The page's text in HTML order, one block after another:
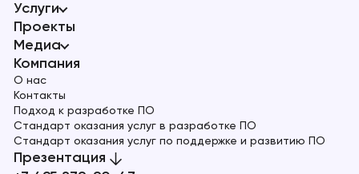
Услуги
Проекты
Медиа
Компания
О нас
Контакты
Подход к разработке ПО
Стандарт оказания услуг в разработке ПО
Стандарт оказания услуг по поддержке и развитию ПО
Презентация